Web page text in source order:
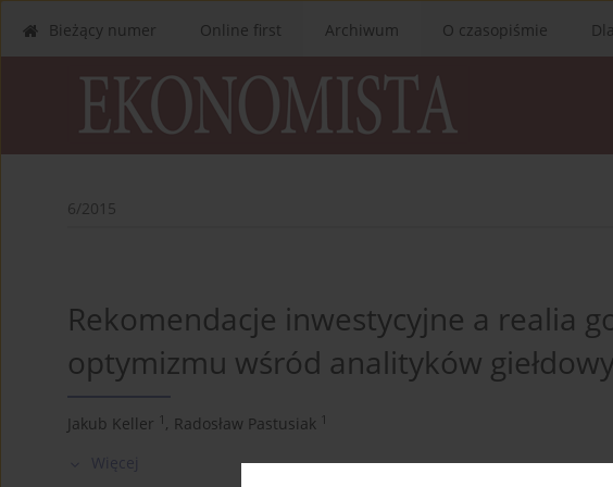
Bieżący numer Online first Archiwum O czasopiśmie
6/2015
Rekomendacje inwestycyjne a realia
optymizmu wśród analityków
Jakub Keller 1 , Radosław Pastusiak 1
Więcej